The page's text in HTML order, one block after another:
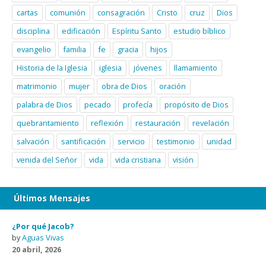
cartas
comunión consagración Cristo cruz
Dios
disciplina
edificación Espíritu Santo
estudio bíblico
evangelio
familia fe gracia
hijos
Historia de la Iglesia
iglesia jóvenes
llamamiento
matrimonio
mujer obra de Dios
oración
palabra de Dios
pecado profecía
propósito de Dios
quebrantamiento
reflexión restauración
revelación
salvación
santificación servicio testimonio
unidad
venida del Señor
vida vida cristiana visión
Últimos Mensajes
¿Por qué Jacob?
byAguas Vivas
20 abril, 2026